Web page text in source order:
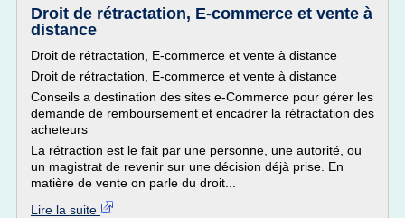
Droit de rétractation, E-commerce et vente à
distance
Droit de rétractation, E-commerce et vente à distance
Droit de rétractation, E-commerce et vente à distance
Conseils a destination des sites e-Commerce pour gérer les
demande de remboursement et encadrer la rétractation des
acheteurs
La rétraction est le fait par une personne, une autorité, ou
un magistrat de revenir sur une décision déjà prise. En
matière de vente on parle du droit...
Lire la suite